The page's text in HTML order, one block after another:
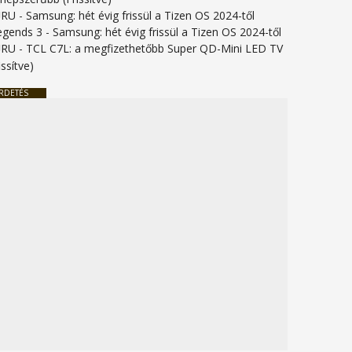
-Samsung: hét évig frissül a Tizen OS 2024-től
3 -Samsung: hét évig frissül a Tizen OS 2024-től
- TCL C7L: a megfizethetőbb Super QD-Mini LED TV